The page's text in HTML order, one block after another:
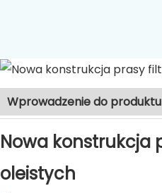
Wprowadzenie do produktu
Nowa konstrukcja
oleistych